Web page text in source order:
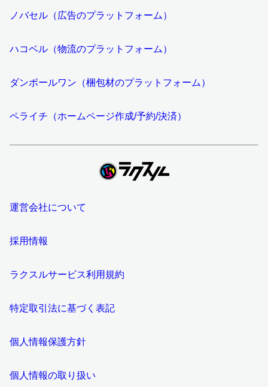
ノバセル（広告のプラットフォーム）
ハコベル（物流のプラットフォーム）
ダンボールワン（梱包材のプラットフォーム）
ペライチ（ホームページ作成/予約/決済）
運営会社について
採用情報
ラクスルサービス利用規約
特定取引法に基づく表記
個人情報保護方針
個人情報の取り扱い